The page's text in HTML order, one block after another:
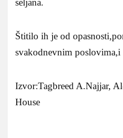
Štitilo ih je od
svakodnevnim poslovima,i
Izvor:Tagbreed A.Najjar,
House